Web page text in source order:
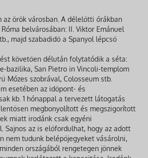
az örök városban. A délelőtti órákban
belvárosában: II. Viktor Emánuel
majd szabadidő a Spanyol lépcső
követően délután folytatódik a séta:
bazilika, San Pietro in Vincoli-templom
Mózes szobrával, Colosseum stb.
esetében az időpont- és
kb. 1 hónappal a tervezett látogatás
megbonyolított és megszigorított
miatt irodánk csak egyéni
Sajnos az is előfordulhat, hogy az adott
nem tudunk belépőjegyeket vásárolni,
országából rengetegen jönnek